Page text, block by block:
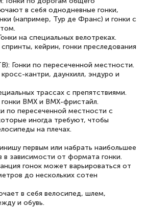
в себя однодневные гонки,
(например, Тур де Франс) и гонки с
на специальных велотреках.
кейрин, гонки преследования
Гонки по пересеченной местности.
кантри, даунхилл, эндуро и
трассах с препятствиями.
BMX и BMX-фристайл.
по пересеченной местности с
иногда требуют, чтобы
на плечах.
первым или набрать наибольшее
в зависимости от формата гонки.
гонок может варьироваться от
до нескольких сотен
в себя велосипед, шлем,
и обувь.